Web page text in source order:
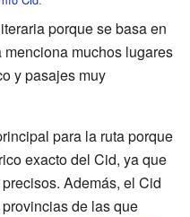
porque se basa en
menciona muchos lugares
y pasajes muy
para la ruta porque
exacto del Cid, ya que
Además, el Cid
de las que